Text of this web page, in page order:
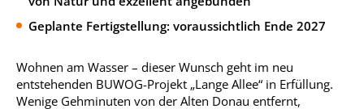
Geplante Fertigstellung: voraussichtlich Ende 2027
Wohnen am Wasser – dieser Wunsch geht im neu
entstehenden BUWOG-Projekt „Lange Allee“ in Erfüllung.
Wenige Gehminuten von der Alten Donau entfernt,